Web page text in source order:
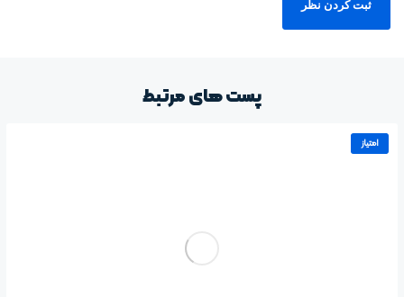
پست های مرتبط
امتیاز